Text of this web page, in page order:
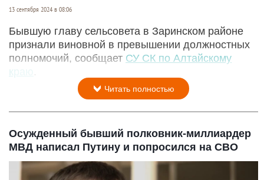
13 сентября 2024 в 08:06
Бывшую главу сельсовета в Заринском районе
признали виновной в превышении должностных
полномочий, сообщает СУ СК по Алтайскому
краю
Читать полностью
Осужденный бывший полковник-миллиардер
МВД написал Путину и попросился на СВО